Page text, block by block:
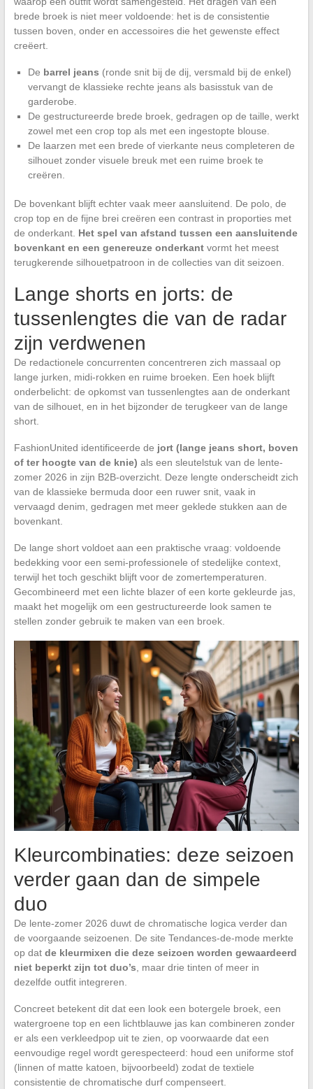
brede broek is niet meer voldoende: het is de consistentie
tussen boven, onder en accessoires die het gewenste effect
creëert.
De barrel jeans (ronde snit bij de dij, versmald bij de enkel)
vervangt de klassieke rechte jeans als basisstuk van de
garderobe.
De gestructureerde brede broek, gedragen op de taille, werkt
zowel met een crop top als met een ingestopte blouse.
De laarzen met een brede of vierkante neus completeren de
silhouet zonder visuele breuk met een ruime broek te
creëren.
De bovenkant blijft echter vaak meer aansluitend. De polo, de
crop top en de fijne brei creëren een contrast in proporties met
de onderkant. Het spel van afstand tussen een aansluitende
bovenkant en een genereuze onderkantvormt het meest
terugkerende silhouetpatroon in de collecties van dit seizoen.
Lange shorts en jorts: de
tussenlengtes die van de radar
zijn verdwenen
De redactionele concurrenten concentreren zich massaal op
lange jurken, midi-rokken en ruime broeken. Een hoek blijft
onderbelicht: de opkomst van tussenlengtes aan de onderkant
van de silhouet, en in het bijzonder de terugkeer van de lange
short.
FashionUnited identificeerde de jort (lange jeans short, boven
of ter hoogte van de knie) als een sleutelstuk van de lente-
zomer 2026 in zijn B2B-overzicht. Deze lengte onderscheidt zich
van de klassieke bermuda door een ruwer snit, vaak in
vervaagd denim, gedragen met meer geklede stukken aan de
bovenkant.
De lange short voldoet aan een praktische vraag: voldoende
bedekking voor een semi-professionele of stedelijke context,
terwijl het toch geschikt blijft voor de zomertemperaturen.
Gecombineerd met een lichte blazer of een korte gekleurde jas,
maakt het mogelijk om een gestructureerde look samen te
stellen zonder gebruik te maken van een broek.
Kleurcombinaties: deze seizoen
verder gaan dan de simpele
duo
De lente-zomer 2026 duwt de chromatische logica verder dan
de voorgaande seizoenen. De site Tendances-de-mode merkte
op dat de kleurmixen die deze seizoen worden gewaardeerd
niet beperkt zijn tot duo’s, maar drie tinten of meer in
dezelfde outfit integreren.
Concreet betekent dit dat een look een botergele broek, een
watergroene top en een lichtblauwe jas kan combineren zonder
er als een verkleedpop uit te zien, op voorwaarde dat een
eenvoudige regel wordt gerespecteerd: houd een uniforme stof
(linnen of matte katoen, bijvoorbeeld) zodat de textiele
consistentie de chromatische durf compenseert.